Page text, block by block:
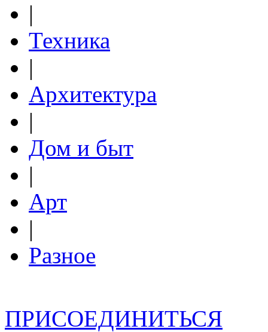
|
Техника
|
Архитектура
|
Дом и быт
|
Арт
|
Разное
ПРИСОЕДИНИТЬСЯ